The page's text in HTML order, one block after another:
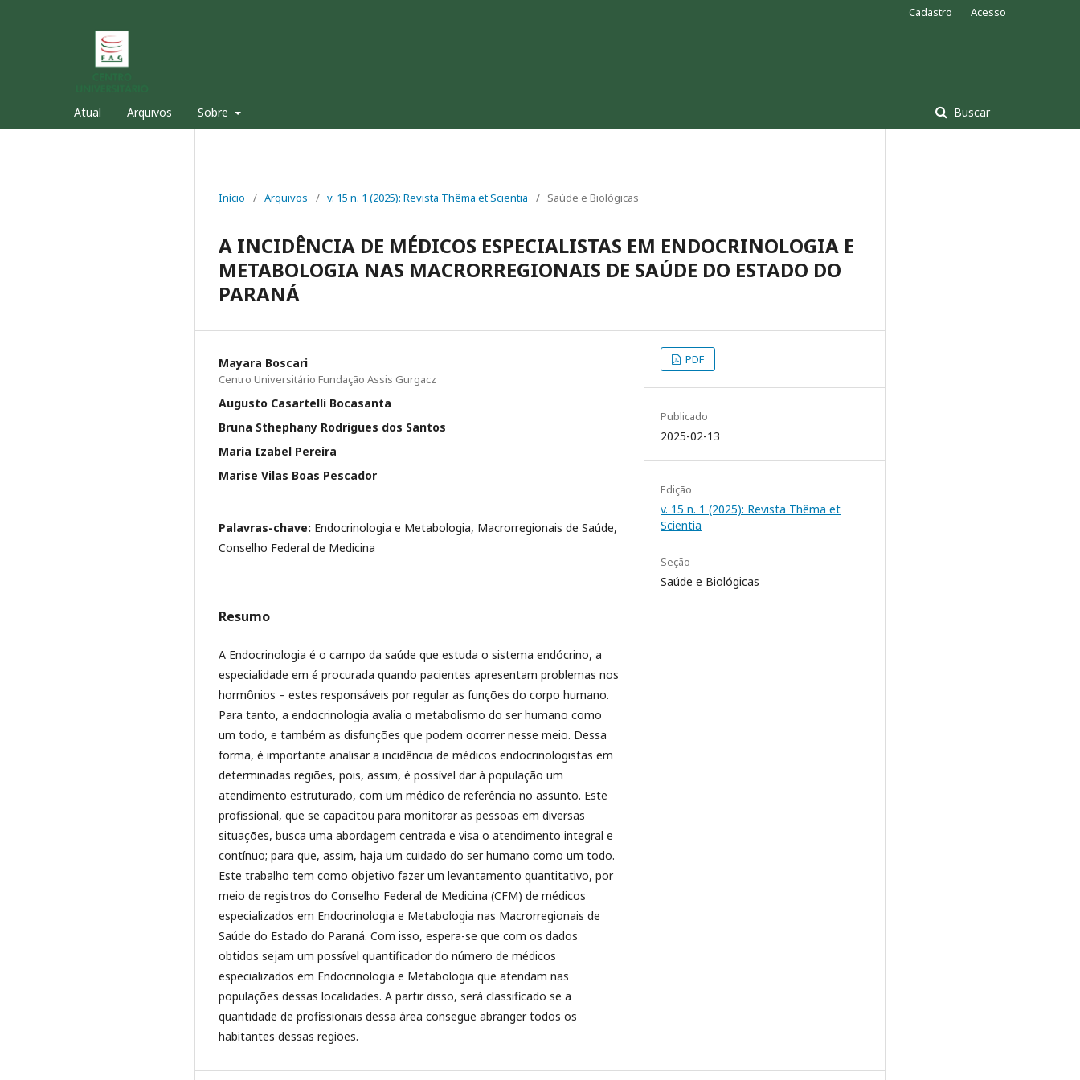
Atual Arquivos Sobre Buscar
Cadastro Acesso
Início / Arquivos / v. 15 n. 1 (2025): Revista Thêma et Scientia / Saúde e Biológicas
A INCIDÊNCIA DE MÉDICOS ESPECIALISTAS EM ENDOCRINOLOGIA E
METABOLOGIA NAS MACRORREGIONAIS DE SAÚDE DO ESTADO DO
PARANÁ
Mayara Boscari
Centro Universitário Fundação Assis Gurgacz
Augusto Casartelli Bocasanta
Bruna Sthephany Rodrigues dos Santos
Maria Izabel Pereira
Marise Vilas Boas Pescador
Palavras-chave: Endocrinologia e Metabologia, Macrorregionais de Saúde,
Conselho Federal de Medicina
Resumo
A Endocrinologia é o campo da saúde que estuda o sistema endócrino, a
especialidade em é procurada quando pacientes apresentam problemas nos
hormônios – estes responsáveis por regular as funções do corpo humano.
Para tanto, a endocrinologia avalia o metabolismo do ser humano como
um todo, e também as disfunções que podem ocorrer nesse meio. Dessa
forma, é importante analisar a incidência de médicos endocrinologistas em
determinadas regiões, pois, assim, é possível dar à população um
atendimento estruturado, com um médico de referência no assunto. Este
profissional, que se capacitou para monitorar as pessoas em diversas
situações, busca uma abordagem centrada e visa o atendimento integral e
contínuo; para que, assim, haja um cuidado do ser humano como um todo.
Este trabalho tem como objetivo fazer um levantamento quantitativo, por
meio de registros do Conselho Federal de Medicina (CFM) de médicos
especializados em Endocrinologia e Metabologia nas Macrorregionais de
Saúde do Estado do Paraná. Com isso, espera-se que com os dados
obtidos sejam um possível quantificador do número de médicos
especializados em Endocrinologia e Metabologia que atendam nas
populações dessas localidades. A partir disso, será classificado se a
quantidade de profissionais dessa área consegue abranger todos os
habitantes dessas regiões.
PDF
Publicado
2025-02-13
Edição
v. 15 n. 1 (2025): Revista Thêma et
Scientia
Seção
Saúde e Biológicas